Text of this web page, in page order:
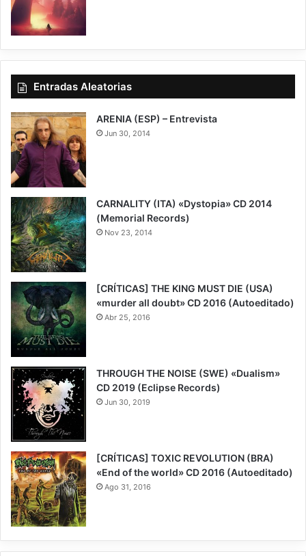
7
Entradas Aleatorias
ARENIA (ESP) – Entrevista
Jun 30, 2014
9
CARNALITY (ITA) «Dystopia» CD 2014
(Memorial Records)
Nov 23, 2014
[CRÍTICAS] THE KING MUST DIE (USA)
«murder all doubt» CD 2016 (Autoeditado)
Abr 25, 2016
THROUGH THE NOISE (SWE) «Dualism»
CD 2019 (Eclipse Records)
Jun 30, 2019
[CRÍTICAS] TOXIC REVOLUTION (BRA)
«End of the world» CD 2016 (Autoeditado)
Ago 31, 2016